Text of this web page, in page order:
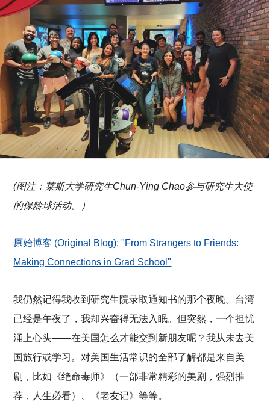
(图注：莱斯大学研究生Chun-Ying Chao参与研究生大使
的保龄球活动。）
原始博客 (Original Blog): "From Strangers to Friends:
Making Connections in Grad School"
我仍然记得我收到研究生院录取通知书的那个夜晚。台湾
已经是午夜了，我却兴奋得无法入眠。但突然，一个担忧
涌上心头——在美国怎么才能交到新朋友呢？我从未去美
国旅行或学习。对美国生活常识的全部了解都是来自美
剧，比如《绝命毒师》（一部非常精彩的美剧，强烈推
荐，人生必看）、《老友记》等等。